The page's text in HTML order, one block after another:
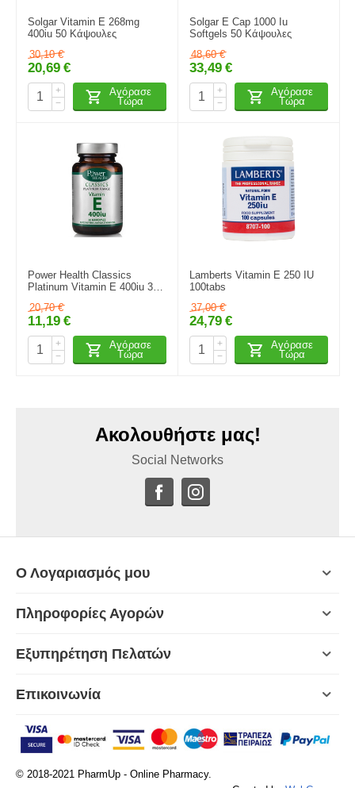
Solgar Vitamin E 268mg
400iu 50 Κάψουλες
30,10 €
20,69 €
+
−
Αγόρασε
Τώρα
Solgar E Cap 1000 Iu
Softgels 50 Κάψουλες
48,60 €
33,49 €
+
−
Αγόρασε
Τώρα
Power Health Classics
Platinum Vitamin E 400iu 30
20,70 €
11,19 €
+
−
Αγόρασε
Τώρα
Lamberts Vitamin E 250 IU
100tabs
37,00 €
24,79 €
+
−
Αγόρασε
Τώρα
Ακολουθήστε μας!
Social Networks
Ο Λογαριασμός μου
Πληροφορίες Αγορών
Εξυπηρέτηση Πελατών
Επικοινωνία
© 2018-2021 PharmUp - Online Pharmacy.